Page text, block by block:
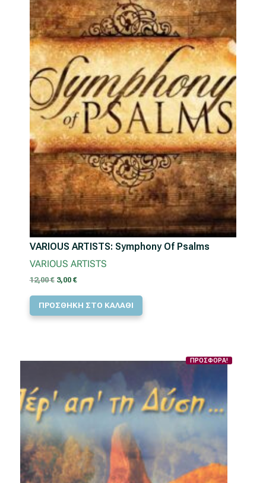
VARIOUS ARTISTS: Symphony Of Psalms
VARIOUS ARTISTS
12,00€ Original
price
was:
3,00 €Η
τρέχουσα
τιμή
ΠΡΟΣΘΗΚΗ ΣΤΟ ΚΑΛΑΘΙ
ΠΡΟΣΦΟΡΑ!